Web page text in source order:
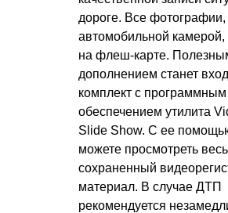
дороге. Все
автомобильной камерой,
на флеш-карте.
дополнением станет
комплект с программным
обеспечением утилита
Slide Show. С ее
можете просмотреть весь
сохраненный
материал. В случае ДТП
рекомендуется